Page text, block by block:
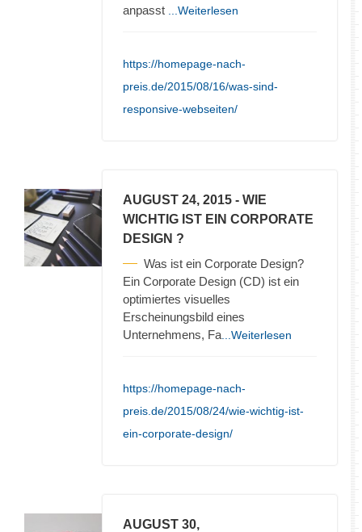
anpasst
...Weiterlesen
https://homepage-nach-
preis.de/2015/08/16/was-sind-
responsive-webseiten/
AUGUST 24, 2015 - WIE
WICHTIG IST EIN CORPORATE
DESIGN ?
Was ist ein Corporate Design?
Ein Corporate Design (CD) ist ein
optimiertes visuelles
Erscheinungsbild eines
Unternehmens, Fa ...Weiterlesen
https://homepage-nach-
preis.de/2015/08/24/wie-wichtig-ist-
ein-corporate-design/
AUGUST 30,